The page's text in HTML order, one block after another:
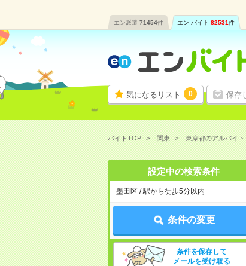
エン派遣 71454件 エン バイト 82531件
気になるリスト 0 保存
バイトTOP 関東 東京都のアルバイ
設定中の検索条件
墨田区 / 駅から徒歩5分以内
条件の変更
条件を保存して
メールを受け取る